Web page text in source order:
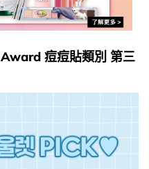
痘痘貼類別 第三